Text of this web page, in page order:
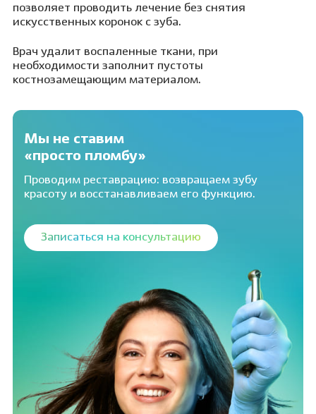
позволяет проводить лечение без снятия
искусственных коронок с зуба.
Врач удалит воспаленные ткани, при
необходимости заполнит пустоты
костнозамещающим материалом.
Мы не ставим
«просто пломбу»
Проводим реставрацию: возвращаем зубу
красоту и восстанавливаем его функцию.
Записаться на консультацию